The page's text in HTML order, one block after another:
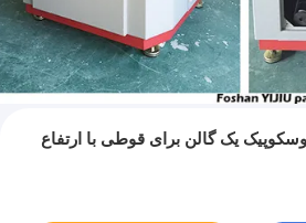
یک گالن برای قوطی با ارتفاع